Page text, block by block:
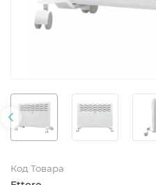
Код Товара